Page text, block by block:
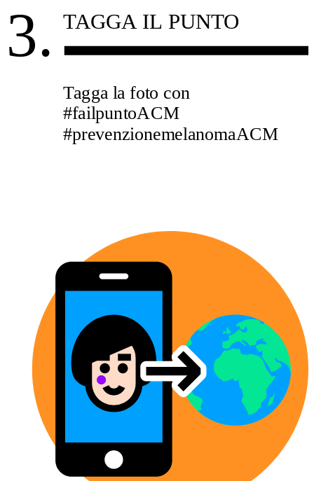
TAGGA IL PUNTO
3.
Tagga la foto con
#failpuntoACM
#prevenzionemelanomaACM